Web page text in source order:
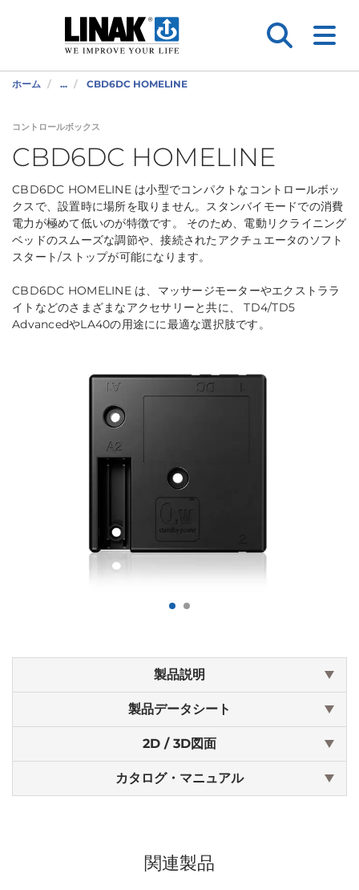
ホーム ... CBD6DC HOMELINE
コントロールボックス
CBD6DC HOMELINE
CBD6DC HOMELINE は小型でコンパクトなコントロールボッ
クスで、設置時に場所を取りません。スタンバイモードでの消費
電力が極めて低いのが特徴です。 そのため、電動リクライニング
ベッドのスムーズな調節や、接続されたアクチュエータのソフト
スタート/ストップが可能になります。
CBD6DC HOMELINE は、マッサージモーターやエクストララ
イトなどのさまざまなアクセサリーと共に、 TD4/TD5
AdvancedやLA40の用途にに最適な選択肢です。
製品説明
製品データシート
2D / 3D図面
カタログ・マニュアル
関連製品